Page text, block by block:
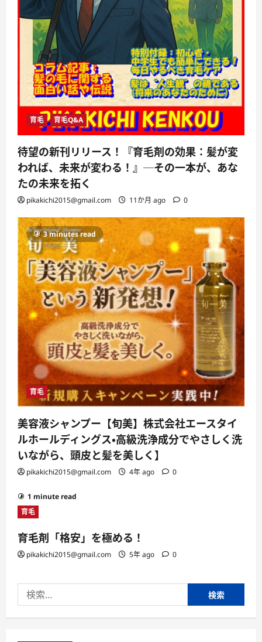
育毛 育毛Q&A
待望の新刊リリース！『育毛剤の効果：髪が変
われば、未来が変わる！』─その一本が、あな
たの未来を拓く
pikakichi2015@gmail.com 11か月 ago 0
3 minutes read
育毛
美容液シャンプー【旬美】株式会社エースタイ
ルホールディングス・高級洗浄成分でやさしく洗
いながら、頭皮と髪を美しく】
pikakichi2015@gmail.com 4年 ago 0
1 minute read
育毛
育毛剤「格安」を極める！
pikakichi2015@gmail.com 5年 ago 0
索: